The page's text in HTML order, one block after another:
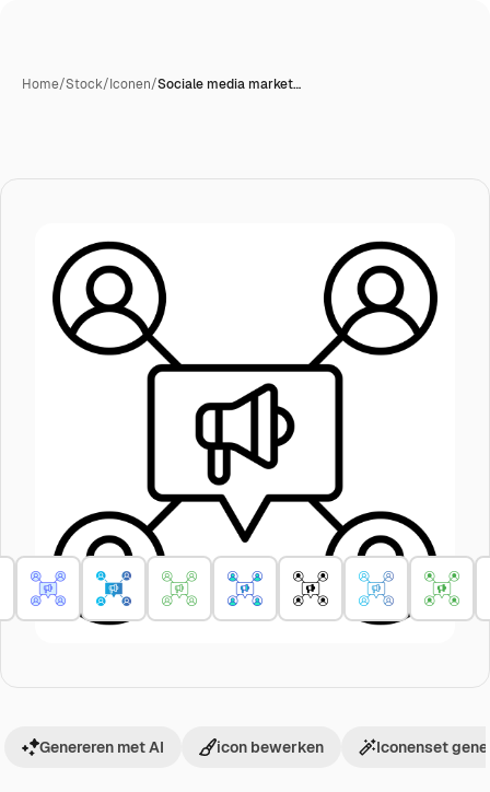
Home/Stock/Iconen/Sociale media market…
Genereren met AI icon bewerken Iconenset